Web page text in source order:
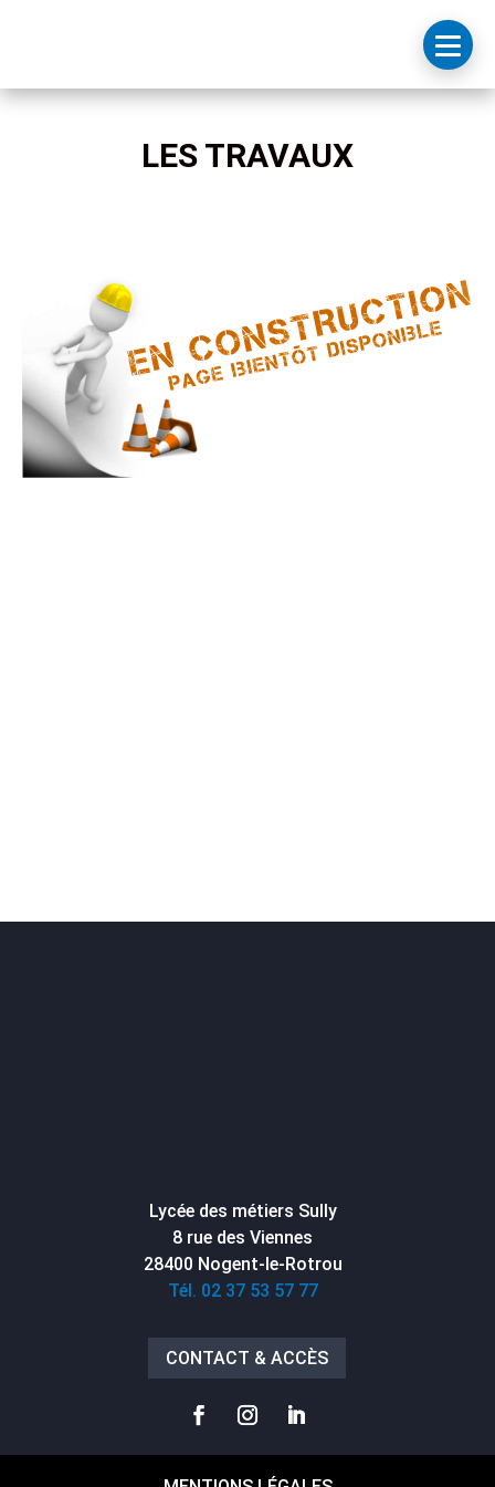
LES TRAVAUX
Lycée des métiers Sully
8 rue des Viennes
28400 Nogent-le-Rotrou
Tél. 02 37 53 57 77
CONTACT & ACCÈS